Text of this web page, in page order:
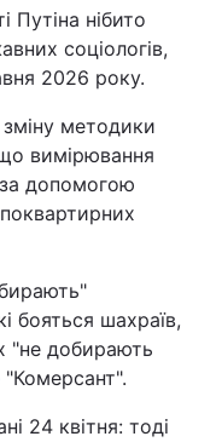
Путіна нібито
соціологів,
2026 року.
методики
вимірювання
допомогою
бояться шахраїв,
"не добирають
"Комерсант".
24 квітня: тоді